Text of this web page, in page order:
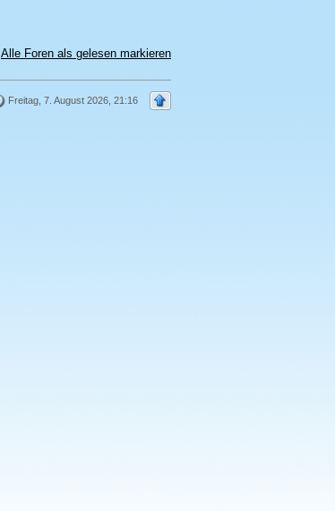
Alle Foren als gelesen markieren
Freitag, 7. August 2026, 21:16